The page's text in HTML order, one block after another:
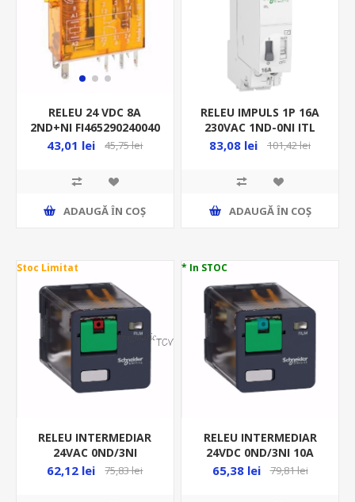
RELEU 24 VDC 8A
2ND+NI FI465290240040
43,01 lei 45,75 lei
ADAUGĂ ȊN COŞ
RELEU IMPULS 1P 16A
230VAC 1ND-0NI ITL
A9C30811 (PAS CU PAS)
83,08 lei 101,42 lei
ADAUGĂ ȊN COŞ
Stoc Limitat
RELEU INTERMEDIAR
24VAC 0ND/3NI
10A(RI13) RUMC31B7
62,12 lei 75,83 lei
* In STOC
RELEU INTERMEDIAR
24VDC 0ND/3NI 10A
(RI13)RUMC31BD
65,38 lei 79,81 lei